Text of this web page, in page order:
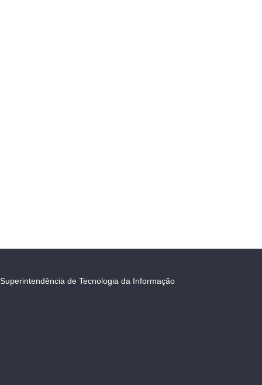
Superintendência de Tecnologia da Informação